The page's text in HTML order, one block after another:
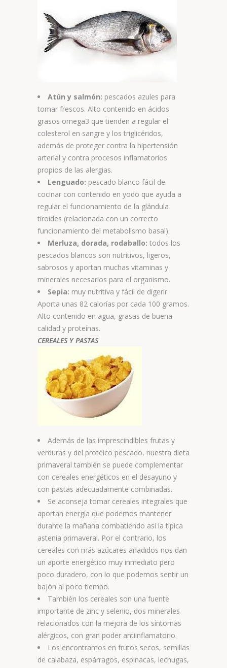
Atún y salmón: pescados azules para
tomar frescos. Alto contenido en ácidos
grasos omega3 que tienden a regular el
colesterol en sangre y los triglicéridos,
además de proteger contra la hipertensión
arterial y contra procesos inflamatorios
propios de las alergias.
Lenguado: pescado blanco fácil de
cocinar con contenido en yodo que ayuda a
regular el funcionamiento de la glándula
tiroides (relacionada con un correcto
funcionamiento del metabolismo basal).
Merluza, dorada, rodaballo: todos los
pescados blancos son nutritivos, ligeros,
sabrosos y aportan muchas vitaminas y
minerales necesarios para el organismo.
Sepia: muy nutritiva y fácil de digerir.
Aporta unas 82 calorías por cada 100 gramos.
Alto contenido en agua, grasas de buena
calidad y proteínas.
CEREALES Y PASTAS
Además de las imprescindibles frutas y
verduras y del protéico pescado, nuestra dieta
primaveral también se puede complementar
con cereales energéticos en el desayuno y
con pastas adecuadamente combinadas.
Se aconseja tomar cereales integrales que
aportan energía que podemos mantener
durante la mañana combatiendo así la típica
astenia primaveral. Por el contrario, los
cereales con más azúcares añadidos nos dan
un aporte energético muy inmediato pero
poco duradero, con lo que podemos sentir un
bajón al poco tiempo.
También los cereales son una fuente
importante de zinc y selenio, dos minerales
relacionados con la mejora de los síntomas
alérgicos, con gran poder antiinflamatorio.
Los encontramos en frutos secos, semillas
de calabaza, espárragos, espinacas, lechugas,